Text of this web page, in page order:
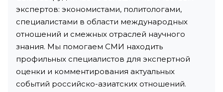
экспертов: экономистами, политологами,
специалистами в области международных
отношений и смежных отраслей научного
знания. Мы помогаем СМИ находить
профильных специалистов для экспертной
оценки и комментирования актуальных
событий российско-азиатских отношений.